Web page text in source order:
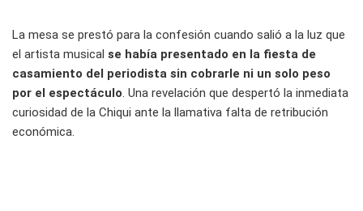
La mesa se prestó para la confesión cuando salió a la luz que
el artista musical se había presentado en la fiesta de
casamiento del periodista sin cobrarle ni un solo peso
por el espectáculo. Una revelación que despertó la inmediata
curiosidad de la Chiqui ante la llamativa falta de retribución
económica.